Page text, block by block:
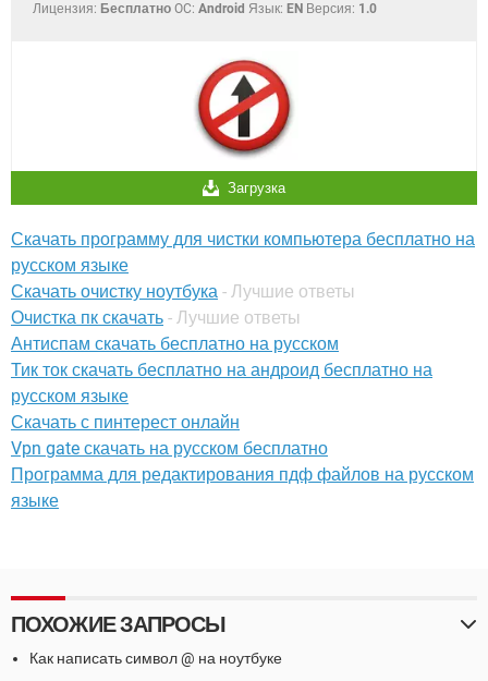
Лицензия: Бесплатно OC: Android Язык: EN Версия: 1.0
Загрузка
Скачать программу для чистки компьютера бесплатно на
русском языке
Скачать очистку ноутбука - Лучшие ответы
Очистка пк скачать - Лучшие ответы
Антиспам скачать бесплатно на русском
Тик ток скачать бесплатно на андроид бесплатно на
русском языке
Скачать с пинтерест онлайн
Vpn gate скачать на русском бесплатно
Программа для редактирования пдф файлов на русском
языке
ПОХОЖИЕ ЗАПРОСЫ
Как написать символ @ на ноутбуке